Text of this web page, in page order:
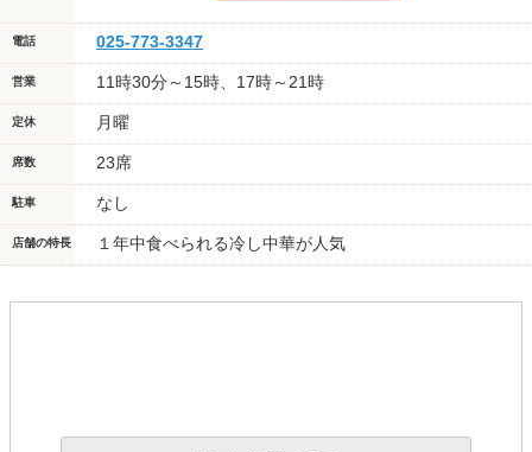
電話 025-773-3347
営業 11時30分～15時、17時～21時
定休 月曜
席数 23席
駐車 なし
店舗の特長 １年中食べられる冷し中華が人気